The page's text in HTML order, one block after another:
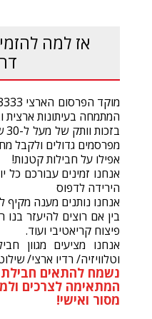
אז למה
המתמחה בעיתונות ארצית
מפרסמים גדולים ולקבל
אפילו על חבילות קטנות!
הירידה לדפוס
אנחנו נותנים מענה מקיף
בין אם רוצים להיעזר
פיצוח קריאטיבי ועוד.
אנחנו מציעים מגוון
וטלוויזיה/ רדיו ארצי/
נשמח להתאים
המתאימה לצרכים
מסור ואישי!